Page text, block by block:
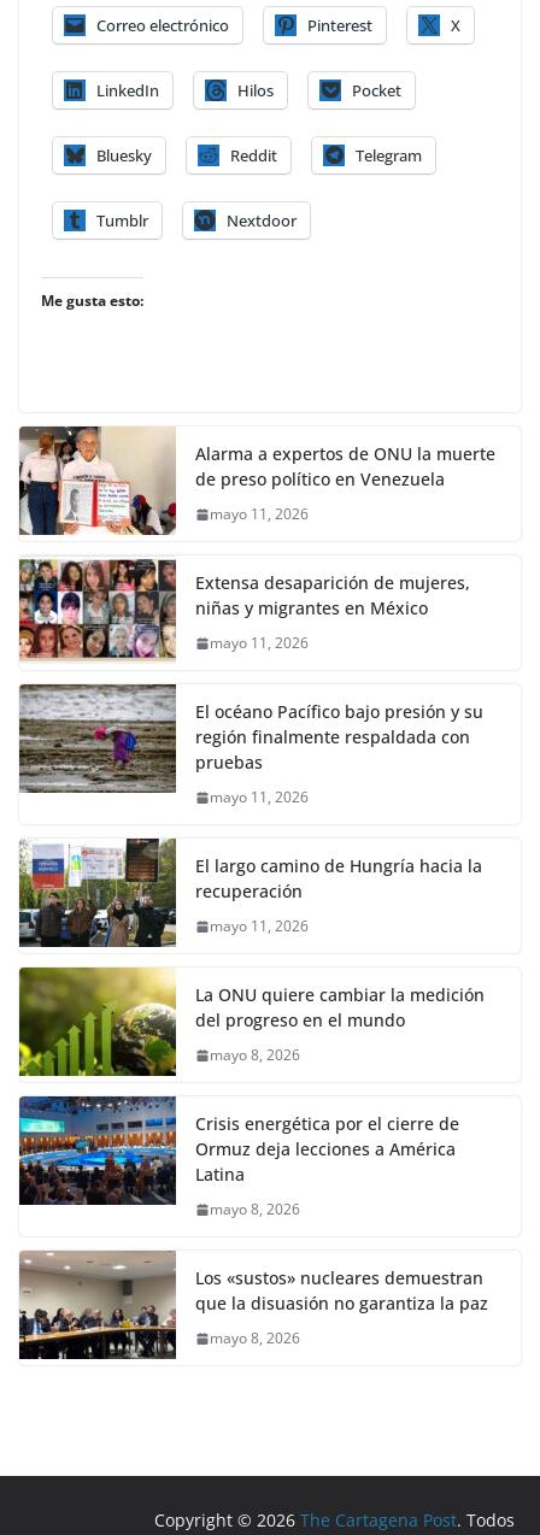
Correo electrónico Pinterest X
LinkedIn Hilos Pocket
Bluesky Reddit Telegram
Tumblr Nextdoor
Me gusta esto:
Alarma a expertos de ONU la muerte
de preso político en Venezuela
mayo 11, 2026
Extensa desaparición de mujeres,
niñas y migrantes en México
mayo 11, 2026
El océano Pacífico bajo presión y su
región finalmente respaldada con
pruebas
mayo 11, 2026
El largo camino de Hungría hacia la
recuperación
mayo 11, 2026
La ONU quiere cambiar la medición
del progreso en el mundo
mayo 8, 2026
Crisis energética por el cierre de
Ormuz deja lecciones a América
Latina
mayo 8, 2026
Los «sustos» nucleares demuestran
que la disuasión no garantiza la paz
mayo 8, 2026
Copyright © 2026The Cartagena Post. Todos